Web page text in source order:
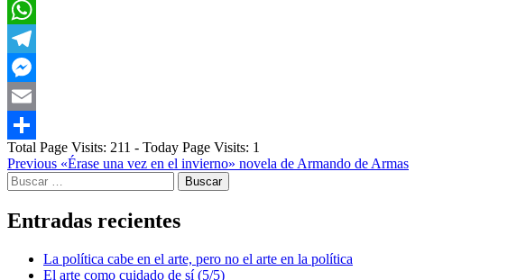
LinkedIn
WhatsApp
Telegram
Messenger
Email
Compartir
Total Page Visits: 211 - Today Page Visits: 1
Post
navigation
Previous «Érase una vez en el invierno» novela de Armando de Armas
Buscar:
Entradas recientes
La política cabe en el arte, pero no el arte en la política
El arte como cuidado de sí (5/5)